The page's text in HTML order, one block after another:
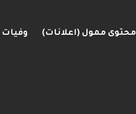
محتوى ممول (اعلانات) وفيات